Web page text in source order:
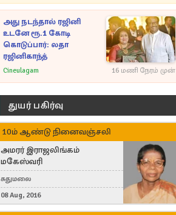
அது நடந்தால் ரஜினி
உடனே ரூ.1 கோடி
கொடுப்பார்: லதா
ரஜினிகாந்த்
Cineulagam 16 மணி நேரம் முன்
துயர் பகிர்வு
10ம் ஆண்டு நினைவஞ்சலி
அமரர் இராஜலிங்கம்
மகேஸ்வரி
சுதுமலை
08 Aug, 2016